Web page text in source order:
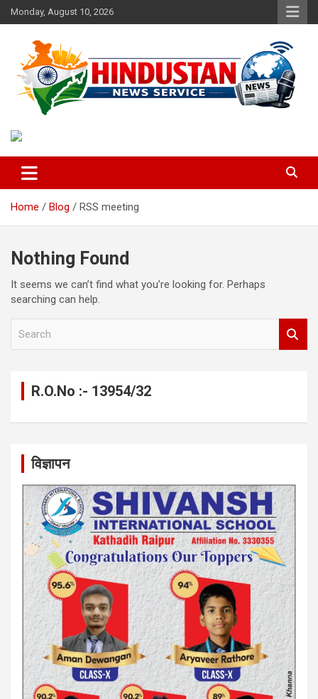
Skip
to
Monday, August 10, 2026
Hindustan News Service
Home Blog RSS meeting
Nothing Found
It seems we can’t find what you’re looking for. Perhaps
searching can help.
R.O.No :- 13954/32
विज्ञापन